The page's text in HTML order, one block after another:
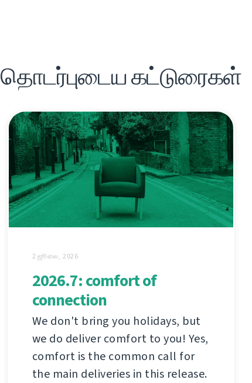
தொடர்புடைய கட்டுரைகள்
2 ஜூலை, 2026
2026.7: comfort of
connection
We don't bring you holidays, but
we do deliver comfort to you! Yes,
comfort is the common call for
the main deliveries in this release.